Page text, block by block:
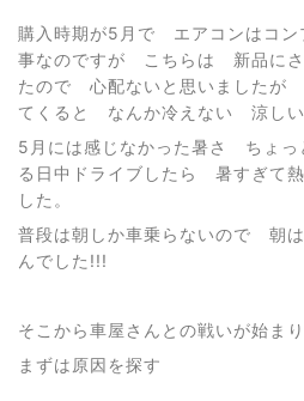
購入時期が5月で エアコンはコン
事なのですが こちらは 新品にさ
たので 心配ないと思いましたが
てくると なんか冷えない 涼しい
5月には感じなかった暑さ ちょっ
る日中ドライブしたら 暑すぎて
した。
普段は朝しか車乗らないので 朝
んでした!!!
そこから車屋さんとの戦いが始ま
まずは原因を探す